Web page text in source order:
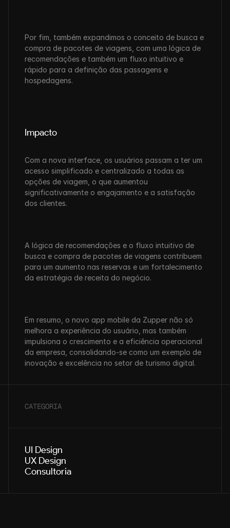
Por fim, também expandimos o conceito de busca e
compra de pacotes de viagens, com uma lógica de
recomendações e também um fluxo intuitivo e
rápido para a definição das passagens e
hospedagens.
Impacto
Com a nova interface, os usuários passam a ter um
acesso simplificado e centralizado a todas as
opções de viagem, o que aumentou
significativamente o engajamento e a satisfação
dos clientes.
A lógica de recomendações e o fluxo intuitivo de
busca e compra de pacotes de viagens contribuem
para um aumento nas reservas e um fortalecimento
da estratégia de receita do negócio.
Em resumo, o novo app mobile da Zupper não só
melhora a experiência do usuário, mas também
impulsiona o crescimento e a eficiência operacional
da empresa, consolidando-se como um exemplo de
inovação e excelência no setor de turismo digital.
UI Design
UX Design
Consultoria
CATEGORIA